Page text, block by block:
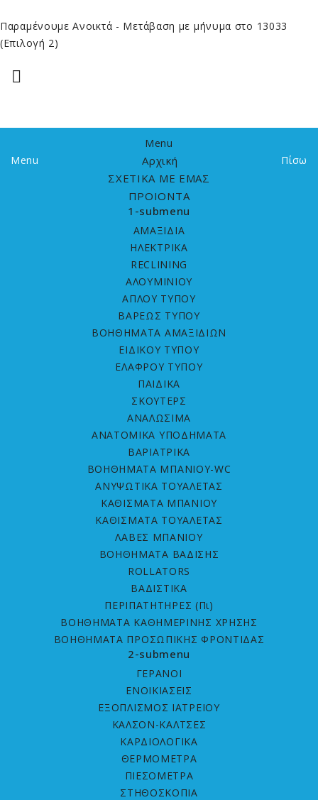
Παραμένουμε Ανοικτά - Μετάβαση με μήνυμα στο 13033
(Επιλογή 2)

Menu
Menu
Πίσω
Αρχική
ΣΧΕΤΙΚΑ ΜΕ ΕΜΑΣ
ΠΡΟΙΟΝΤΑ
1-submenu
ΑΜΑΞΙΔΙΑ
HΛΕΚΤΡΙΚΑ
RECLINING
ΑΛΟΥΜΙΝΙΟΥ
ΑΠΛΟΥ ΤΥΠΟΥ
ΒΑΡΕΩΣ ΤΥΠΟΥ
ΒΟΗΘΗΜΑΤΑ ΑΜΑΞΙΔΙΩΝ
ΕΙΔΙΚΟΥ ΤΥΠΟΥ
ΕΛΑΦΡΟΥ ΤΥΠΟΥ
ΠΑΙΔΙΚΑ
ΣΚΟΥΤΕΡΣ
ΑΝΑΛΩΣΙΜΑ
ΑΝΑΤΟΜΙΚΑ ΥΠΟΔΗΜΑΤΑ
ΒΑΡΙΑΤΡΙΚΑ
ΒΟΗΘΗΜΑΤΑ ΜΠΑΝΙΟΥ-WC
ΑΝΥΨΩΤΙΚΑ ΤΟΥΑΛΕΤΑΣ
ΚΑΘΙΣΜΑΤΑ ΜΠΑΝΙΟΥ
ΚΑΘΙΣΜΑΤΑ ΤΟΥΑΛΕΤΑΣ
ΛΑΒΕΣ ΜΠΑΝΙΟΥ
ΒΟΗΘΗΜΑΤΑ ΒΑΔΙΣΗΣ
ROLLATORS
ΒΑΔΙΣΤΙΚΑ
ΠΕΡΙΠΑΤΗΤΗΡΕΣ (Πι)
ΒΟΗΘΗΜΑΤΑ ΚΑΘΗΜΕΡΙΝΗΣ ΧΡΗΣΗΣ
ΒΟΗΘΗΜΑΤΑ ΠΡΟΣΩΠΙΚΗΣ ΦΡΟΝΤΙΔΑΣ
2-submenu
ΓΕΡΑΝΟΙ
ΕΝΟΙΚΙΑΣΕΙΣ
ΕΞΟΠΛΙΣΜΟΣ ΙΑΤΡΕΙΟΥ
ΚΑΛΣΟΝ-ΚΑΛΤΣΕΣ
ΚΑΡΔΙΟΛΟΓΙΚΑ
ΘΕΡΜΟΜΕΤΡΑ
ΠΙΕΣΟΜΕΤΡΑ
ΣΤΗΘΟΣΚΟΠΙΑ